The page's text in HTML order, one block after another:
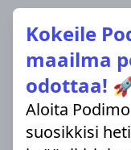
Kokeile
maailma
odottaa!
Aloita
suosikkisi